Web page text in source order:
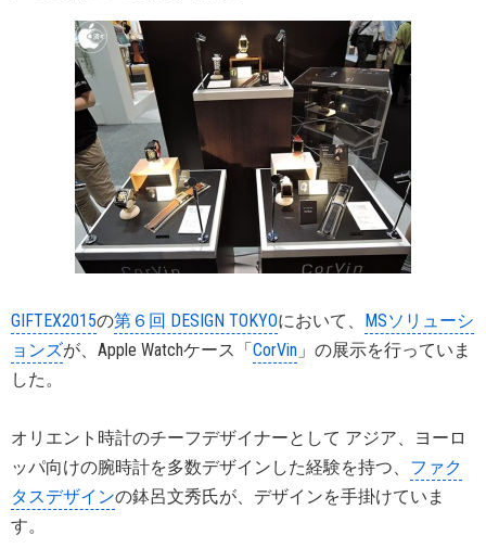
GIFTEX2015の第６回 DESIGN TOKYOにおいて、 MSソリューシ
ョンズが、Apple Watchケース「CorVin 」の展示を行っていま
した。
オリエント時計のチーフデザイナーとして アジア、ヨーロ
ッパ向けの腕時計を多数デザインした経験を持つ、 ファク
タスデザインの鉢呂文秀氏が、デザインを手掛けていま
す。